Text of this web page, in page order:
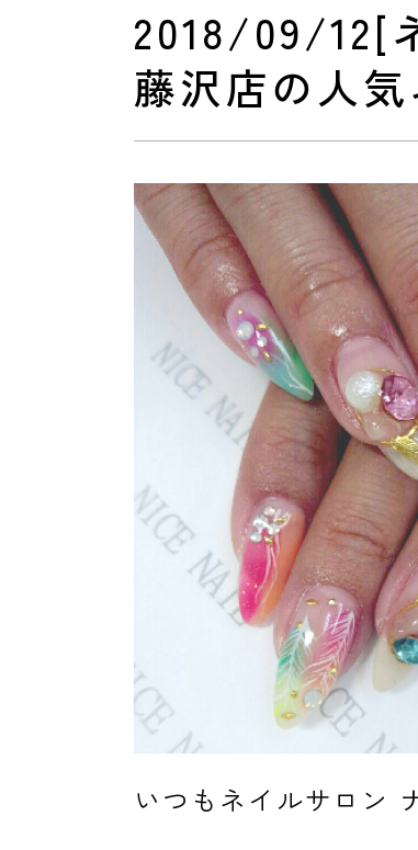
おすすめクーポ
料金メニュー
コンセプト
よくあるご質問
ご利用の流れ
取り扱いカラー
2018/09/12[
藤沢店の人
いつもネイルサロン